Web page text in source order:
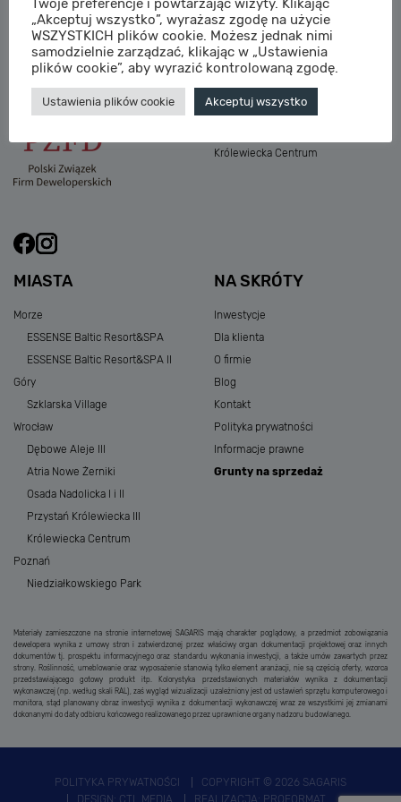
sprzedaz@sagaris.pl
Osada Nadolicka III
Dębowe Aleje III
Atria Nowe Żerniki
Szklarska Village
Osada Nadolicka I i II
Królewiecka Centrum
MIASTA
Morze
ESSENSE Baltic Resort&SPA
ESSENSE Baltic Resort&SPA II
Góry
Szklarska Village
Wrocław
Dębowe Aleje III
Atria Nowe Żerniki
Osada Nadolicka I i II
Przystań Królewiecka III
Królewiecka Centrum
Poznań
Niedziałkowskiego Park
NA SKRÓTY
Inwestycje
Dla klienta
O firmie
Blog
Kontakt
Polityka prywatności
Informacje prawne
Grunty na sprzedaż
Materiały zamieszczone na stronie internetowej SAGARIS mają charakter poglądowy, a przedmiot zobowiązania
dewelopera wynika z umowy stron i zatwierdzonej przez właściwy organ dokumentacji projektowej oraz innych
dokumentów tj. prospektu informacyjnego oraz standardu wykonania inwestycji, a także umów zawartych przez
strony. Roślinność, umeblowanie oraz wyposażenie stanowią tylko element aranżacji, nie są częścią oferty, wzorca
przedstawiającego gotowy produkt itp. Kolorystyka przedstawionych materiałów wynika z dokumentacji
wykonawczej (np. według skali RAL), zaś wygląd wizualizacji uzależniony jest od ustawień sprzętu komputerowego i
monitora, stąd planowany obraz inwestycji wynika z dokumentacji wykonawczej wraz ze wszystkimi jej zmianami
dokonanymi do daty odbioru końcowego realizowanego przez uprawnione organy nadzoru budowlanego.
POLITYKA PRYWATNOŚCI
COPYRIGHT © 2026 SAGARIS
DESIGN: CTL MEDIA REALIZACJA: PROFORMAT
Twoje preferencje i powtarzając wizyty. Klikając
„Akceptuj wszystko”, wyrażasz zgodę na użycie
WSZYSTKICH plików cookie. Możesz jednak nimi
samodzielnie zarządzać, klikając w „Ustawienia
plików cookie”, aby wyrazić kontrolowaną zgodę.
Ustawienia plików cookie Akceptuj wszystko